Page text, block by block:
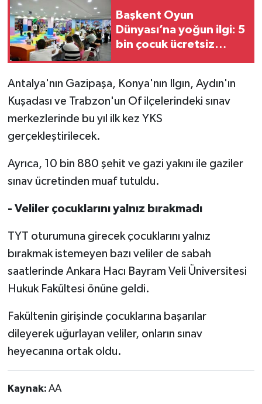
Başkent Oyun
Dünyası’na yoğun ilgi: 5
bin çocuk ücretsiz
Antalya'nın Gazipaşa, Konya'nın Ilgın, Aydın'ın
Kuşadası ve Trabzon'un Of ilçelerindeki sınav
merkezlerinde bu yıl ilk kez YKS
gerçekleştirilecek.
Ayrıca, 10 bin 880 şehit ve gazi yakını ile gaziler
sınav ücretinden muaf tutuldu.
- Veliler çocuklarını yalnız bırakmadı
TYT oturumuna girecek çocuklarını yalnız
bırakmak istemeyen bazı veliler de sabah
saatlerinde Ankara Hacı Bayram Veli Üniversitesi
Hukuk Fakültesi önüne geldi.
Fakültenin girişinde çocuklarına başarılar
dileyerek uğurlayan veliler, onların sınav
heyecanına ortak oldu.
Kaynak: AA